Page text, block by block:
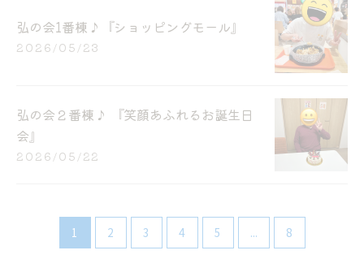
弘の会1番棟♪『ショッピングモール』
2026/05/23
弘の会２番棟♪ 『笑顔あふれるお誕生日
会』
2026/05/22
1 2 3 4 5 ... 8